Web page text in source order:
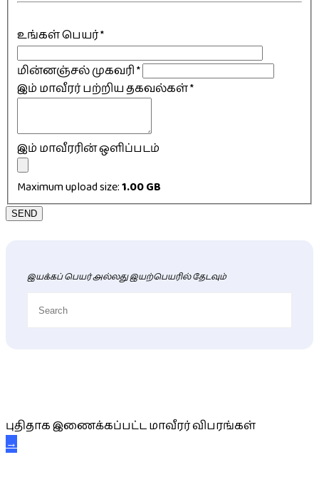
உங்கள் பெயர்*
மின்னஞ்சல் முகவரி*
இம் மாவீரர் பற்றிய தகவல்கள்*
இம் மாவீரரின் ஒளிப்படம்
Maximum upload size:1.00 GB
SEND
இயக்கப் பெயர் அல்லது இயற்பெயரில் தேடவும்
புதிதாக இணைக்கப்பட்ட மாவீரர் விபரங்கள்
→